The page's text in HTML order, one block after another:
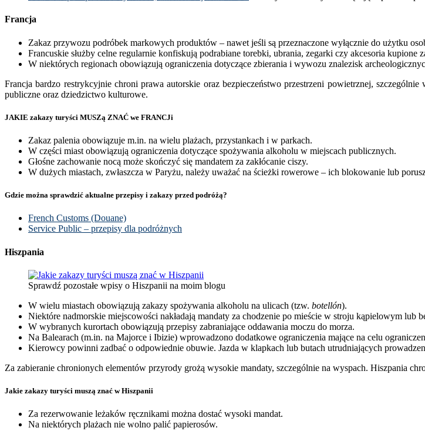
Francja
Zakaz przywozu podróbek markowych produktów – nawet jeśli są przeznaczone wyłącznie do użytku
Francuskie służby celne regularnie konfiskują podrabiane torebki, ubrania, zegarki czy akcesoria kupione
W niektórych regionach obowiązują ograniczenia dotyczące zbierania i wywozu znalezisk
Francja bardzo restrykcyjnie chroni prawa autorskie oraz bezpieczeństwo przestrzeni powietrznej,
publiczne oraz dziedzictwo kulturowe.
JAKIE zakazy turyści MUSZą ZNAĆ we FRANCJi
Zakaz palenia obowiązuje m.in. na wielu plażach, przystankach i w parkach.
W części miast obowiązują ograniczenia dotyczące spożywania alkoholu w miejscach publicznych.
Głośne zachowanie nocą może skończyć się mandatem za zakłócanie ciszy.
W dużych miastach, zwłaszcza w Paryżu, należy uważać na ścieżki rowerowe – ich blokowanie lub
Gdzie można sprawdzić aktualne przepisy i zakazy przed podróżą?
French Customs (Douane)
Service Public – przepisy dla podróżnych
Hiszpania
Sprawdź pozostałe wpisy o Hiszpanii na moim blogu
W wielu miastach obowiązują zakazy spożywania alkoholu na ulicach (tzw. botellón).
Niektóre nadmorskie miejscowości nakładają mandaty za chodzenie po mieście w stroju kąpielowym lub
W wybranych kurortach obowiązują przepisy zabraniające oddawania moczu do morza.
Na Balearach (m.in. na Majorce i Ibizie) wprowadzono dodatkowe ograniczenia mające na celu
Kierowcy powinni zadbać o odpowiednie obuwie. Jazda w klapkach lub butach utrudniających
Za zabieranie chronionych elementów przyrody grożą wysokie mandaty, szczególnie na wyspach. Hiszpania
Jakie zakazy turyści muszą znać w Hiszpanii
Za rezerwowanie leżaków ręcznikami można dostać wysoki mandat.
Na niektórych plażach nie wolno palić papierosów.